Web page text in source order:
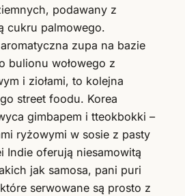
podawany z
cukru palmowego.
zupa na bazie
bulionu wołowego z
i ziołami, to kolejna
street foodu. Korea
gimbapem i tteokbokki –
ryżowymi w sosie z pasty
Indie oferują niesamowitą
jak samosa, pani puri
serwowane są prosto z